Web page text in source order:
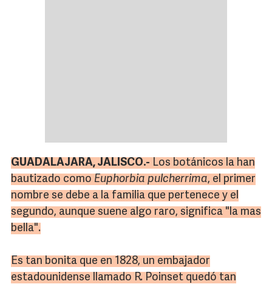
GUADALAJARA, JALISCO.- Los botánicos la han
bautizado como Euphorbia pulcherrima, el primer
nombre se debe a la familia que pertenece y el
segundo, aunque suene algo raro, significa "la mas
bella".
Es tan bonita que en 1828, un embajador
estadounidense llamado R. Poinset quedó tan